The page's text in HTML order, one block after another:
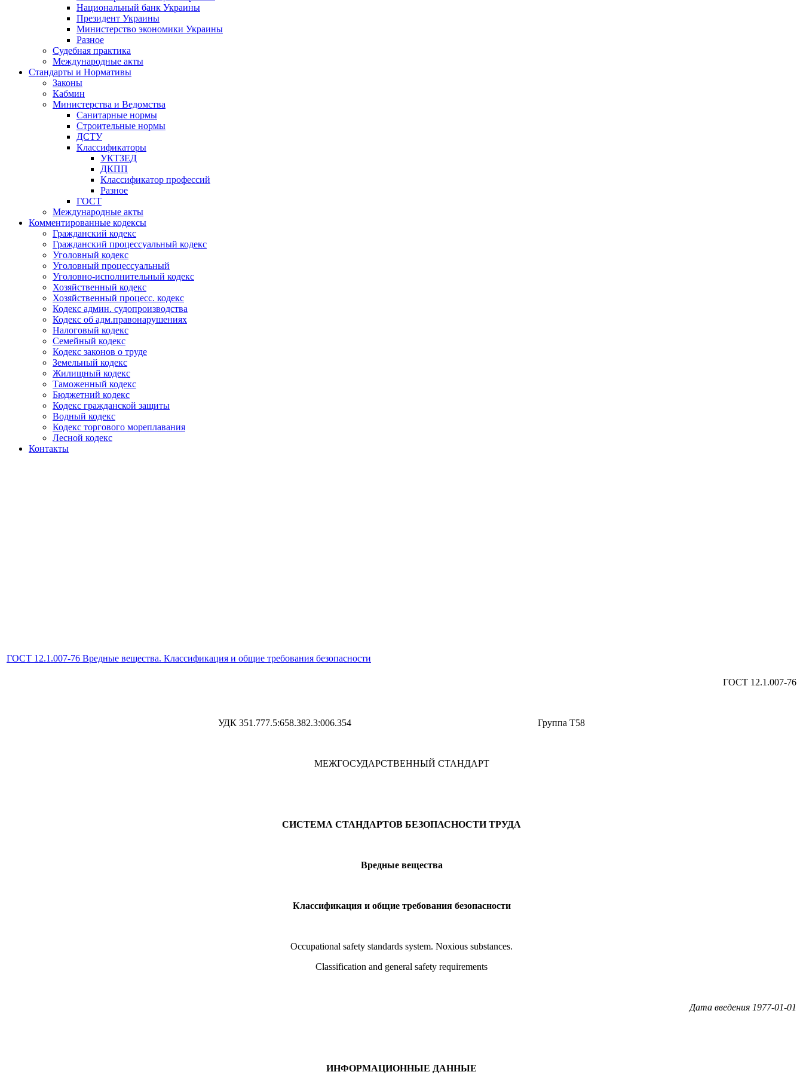
Национальный банк Украины
Президент Украины
Министерство экономики Украины
Разное
Судебная практика
Международные акты
Стандарты и Нормативы
Законы
Кабмин
Министерства и Ведомства
Санитарные нормы
Строительные нормы
ДСТУ
Классификаторы
УКТЗЕД
ДКПП
Классификатор профессий
Разное
ГОСТ
Международные акты
Комментированные кодексы
Гражданский кодекс
Гражданский процессуальный кодекс
Уголовный кодекс
Уголовный процессуальный
Уголовно-исполнительный кодекс
Хозяйственный кодекс
Хозяйственный процесс. кодекс
Кодекс админ. судопроизводства
Кодекс об адм.правонарушениях
Налоговый кодекс
Семейный кодекс
Кодекс законов о труде
Земельный кодекс
Жилищный кодекс
Таможенный кодекс
Бюджетний кодекс
Кодекс гражданской защиты
Водный кодекс
Кодекс торгового мореплавания
Лесной кодекс
Контакты
ГОСТ 12.1.007-76 Вредные вещества. Классификация и общие требования безопасности
ГОСТ 12.1.007-76
УДК 351.777.5:658.382.3:006.354 Группа Т58
МЕЖГОСУДАРСТВЕННЫЙ СТАНДАРТ
СИСТЕМА СТАНДАРТОВ БЕЗОПАСНОСТИ ТРУДА
Вредные вещества
Классификация и общие требования безопасности
Occupational safety standards system. Noxious substances.
Classification and general safety requirements
Дата введения 1977-01-01
ИНФОРМАЦИОННЫЕ ДАННЫЕ